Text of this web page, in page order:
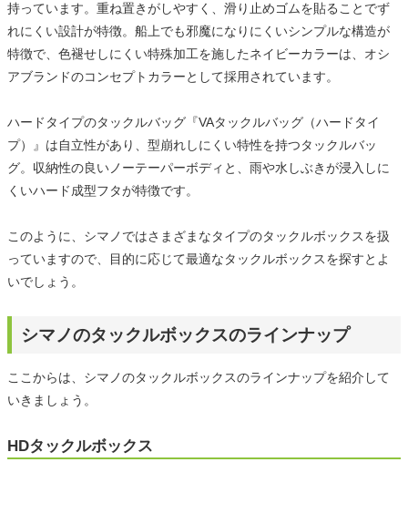
持っています。重ね置きがしやすく、滑り止めゴムを貼ることでず
れにくい設計が特徴。船上でも邪魔になりにくいシンプルな構造が
特徴で、色褪せしにくい特殊加工を施したネイビーカラーは、オシ
アブランドのコンセプトカラーとして採用されています。
ハードタイプのタックルバッグ『VAタックルバッグ（ハードタイ
プ）』は自立性があり、型崩れしにくい特性を持つタックルバッ
グ。収納性の良いノーテーパーボディと、雨や水しぶきが浸入しに
くいハード成型フタが特徴です。
このように、シマノではさまざまなタイプのタックルボックスを扱
っていますので、目的に応じて最適なタックルボックスを探すとよ
いでしょう。
シマノのタックルボックスのラインナップ
ここからは、シマノのタックルボックスのラインナップを紹介して
いきましょう。
HDタックルボックス